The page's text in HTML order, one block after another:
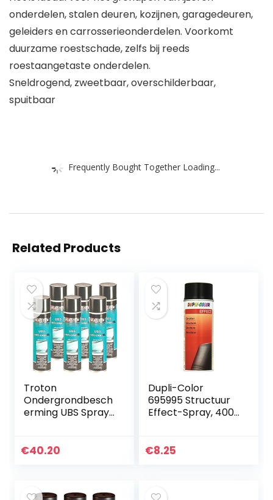
onderdelen, stalen deuren, kozijnen, garagedeuren,
geleiders en carrosserieonderdelen. Voorkomt
duurzame roestschade, zelfs bij reeds
roestaangetaste onderdelen.
Sneldrogend, zweetbaar, overschilderbaar,
spuitbaar
Frequently Bought Together Loading...
Related Products
Troton
Ondergrondbesch
erming UBS Spray
slagbescherming
€40.20
Dupli-Color
695995 Structuur
Effect-Spray, 400
€8.25